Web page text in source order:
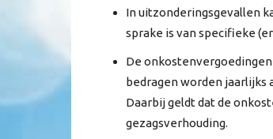
In uitzonderingsgevallen
sprake is van specifieke
De
bedragen worden jaarlijks
Daarbij geldt dat de
gezagsverhouding.